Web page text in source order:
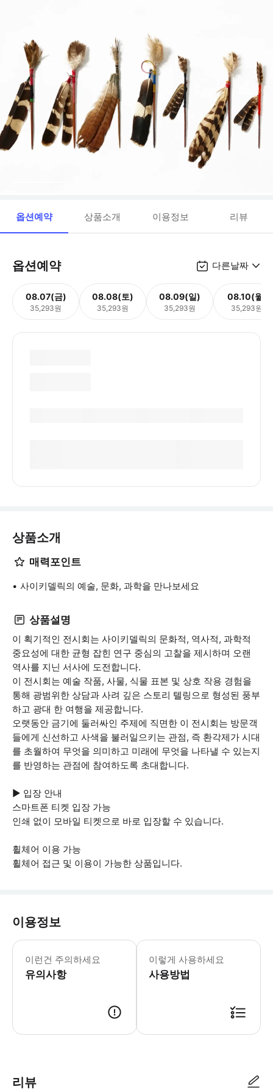
옵션예약 상품소개 이용정보 리뷰
옵션예약 다른날짜
08.07(금)
35,293원
08.08(토)
35,293원
08.09(일)
35,293원
08.10(월)
35,293원
상품소개
매력포인트
사이키델릭의 예술, 문화, 과학을 만나보세요
상품설명
이 획기적인 전시회는 사이키델릭의 문화적, 역사적, 과학적
중요성에 대한 균형 잡힌 연구 중심의 고찰을 제시하며 오랜
역사를 지닌 서사에 도전합니다.
이 전시회는 예술 작품, 사물, 식물 표본 및 상호 작용 경험을
통해 광범위한 상담과 사려 깊은 스토리 텔링으로 형성된 풍부
하고 광대 한 여행을 제공합니다.
오랫동안 금기에 둘러싸인 주제에 직면한 이 전시회는 방문객
들에게 신선하고 사색을 불러일으키는 관점, 즉 환각제가 시대
를 초월하여 무엇을 의미하고 미래에 무엇을 나타낼 수 있는지
를 반영하는 관점에 참여하도록 초대합니다.
▶ 입장 안내
스마트폰 티켓 입장 가능
인쇄 없이 모바일 티켓으로 바로 입장할 수 있습니다.
휠체어 이용 가능
휠체어 접근 및 이용이 가능한 상품입니다.
이용정보
이런건 주의하세요
유의사항
▶ 꼭 알아두세요 * 운영 종료 시간은
이렇게 사용하세요
사용방법
리뷰